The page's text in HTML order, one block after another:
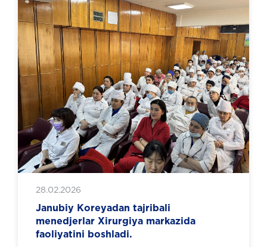
28.02.2026
Janubiy Koreyadan tajribali
menedjerlar Xirurgiya markazida
faoliyatini boshladi.